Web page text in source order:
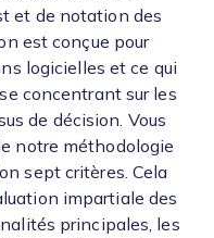
et de notation des
est conçue pour
logicielles et ce qui
concentrant sur les
de décision. Vous
notre méthodologie
sept critères. Cela
impartiale des
principales, les